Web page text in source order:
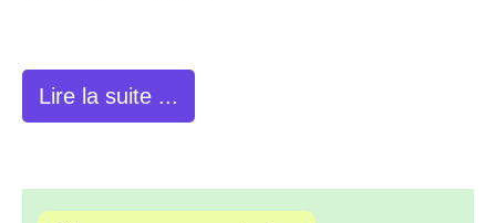
Lire la suite ...